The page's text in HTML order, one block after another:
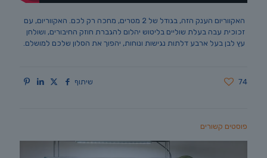
האקווריום הענק הזה, בגודל של 2 מטרים, מחכה רק לכם. האקווריום, עם
זכוכית עבה בעלת שוליים בליטוש יהלום להגברת חוזק החיבורים, ושולחן
עץ לבן בעל ארבע דלתות נגישות ונוחות, יהפוך את הסלון שלכם למושלם.
שיתוף 74
פוסטים קשורים